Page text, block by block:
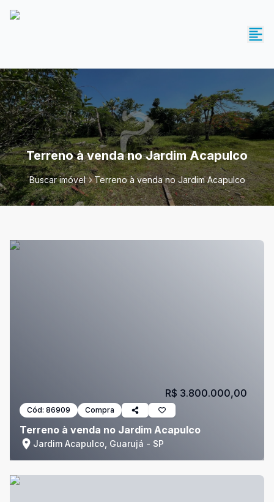
Terreno à venda no Jardim Acapulco
Buscar imóvel Terreno à venda no Jardim Acapulco
Cód: 86909 Compra
Terreno à venda no Jardim Acapulco
Jardim Acapulco, Guarujá - SP
R$ 3.800.000,00